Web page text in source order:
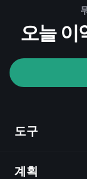
장자 포트폴
오늘 이
도구
발견
계획